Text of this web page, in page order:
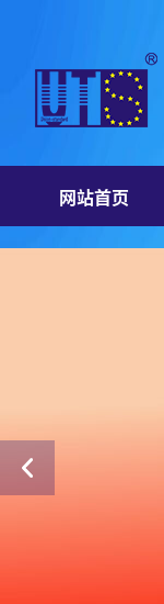
网站首页